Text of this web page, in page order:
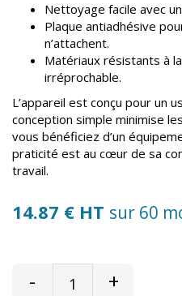
Nettoyage facile avec
Plaque antiadhésive
n’attachent.
Matériaux résistants à
irréprochable.
L’appareil est conçu pour un
conception simple minimise
vous bénéficiez d’un
praticité est au cœur de sa
travail.
14.87 € HT sur 60
- +